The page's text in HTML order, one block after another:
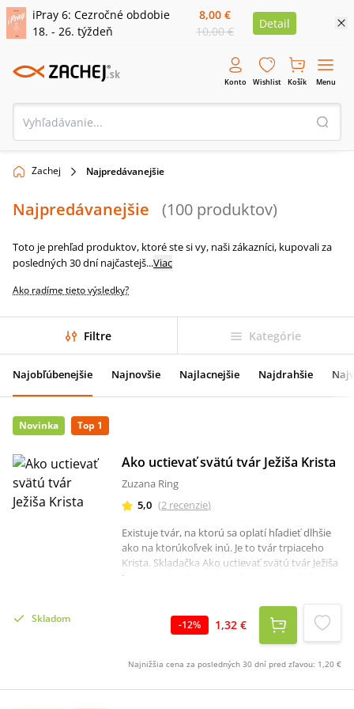
iPray 6: Cezročné obdobie
18. - 26. týždeň
8,00 €
10,00 €
Detail
Konto Wishlist Košík Menu
Zachej Najpredávanejšie
Najpredávanejšie (100 produktov)
Toto je prehľad produktov, ktoré ste si vy, naši zákazníci, kupovali za
posledných 30 dní najčastejš...Viac
Ako radíme tieto výsledky?
Filtre Kategórie
Najobľúbenejšie Najnovšie Najlacnejšie Najdrahšie
Novinka Top 1
Ako uctievať svätú tvár Ježiša Krista
Zuzana Ring
5,0 (2 recenzie)
Existuje tvár, na ktorú sa oplatí hľadieť dlhšie
ako na ktorúkoľvek inú. Je to tvár trpiaceho
Krista. Skladačka Ako uctievať svätú tvár Ježiša
Krista otvára dvere do jednej z najkrajších, no
Nájdete v nej duchovné základy tejto úcty, jej
kľúčové pojmy aj modlitby, vrátane Zlatého
šípu, ktorý Pán zveril karmelitánke Márii od
svätej tváre, že do ich duše vtlačí svoj obraz a
Skladom -12% 1,32 €
Najnižšia cena za posledných 30 dní pred zľavou: 1,20 €